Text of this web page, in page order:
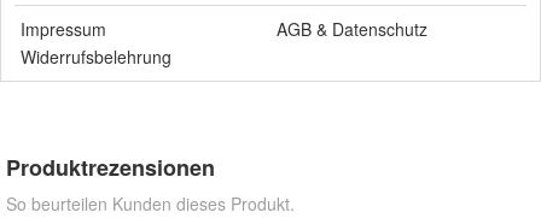
Impressum
AGB & Datenschutz
Widerrufsbelehrung
Produktrezensionen
So beurteilen Kunden dieses Produkt.